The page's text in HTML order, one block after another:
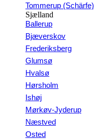
Tommerup (Schärfe)
Sjælland
Ballerup
Bjæverskov
Frederiksberg
Glumsø
Hvalsø
Hørsholm
Ishøj
Mørkøv-Jyderup
Næstved
Osted